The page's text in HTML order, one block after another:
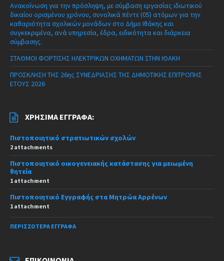
Ανακοίνωση για την πρόσληψη, με σύμβαση εργασίας ιδιωτικού
δικαίου ορισμένου χρόνου, συνολικά πέντε (05) ατόμων για την
καθαριότητα σχολικών μονάδων στο Δήμο Ιθάκης και
συγκεκριμένα, ανά υπηρεσία, έδρα, ειδικότητα και διάρκεια
σύμβασης.
ΣΤΑΘΜΟΙ ΦΟΡΤΙΣΗΣ ΗΛΕΚΤΡΙΚΩΝ ΟΧΗΜΑΤΩΝ ΣΤΗΝ ΙΘΑΚΗ
ΠΡΟΣΚΛΗΣΗ ΤΗΣ 26ης ΣΥΝΕΔΡΙΑΣΗΣ ΤΗΣ ΔΗΜΟΤΙΚΗΣ ΕΠΙΤΡΟΠΗΣ
ΕΤΟΥΣ 2026
ΧΡΉΣΙΜΑ ΈΓΓΡΑΦΑ:
Πιστοποιητικό στρατιωτικών σχολών
2 attachments
Πιστοποιητικό οικογενειακής κατάστασης για μειωμένη
θητεία
1 attachment
Πιστοποιητικό Εγγραφής στα Μητρώα Αρρένων
1 attachment
ΠΕΡΙΣΣΌΤΕΡΑ ΈΓΓΡΑΦΑ